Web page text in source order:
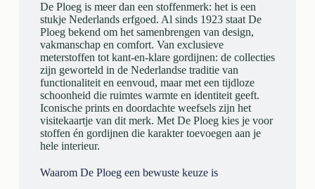
De Ploeg is meer dan een stoffenmerk: het is een
stukje Nederlands erfgoed. Al sinds 1923 staat De
Ploeg bekend om het samenbrengen van design,
vakmanschap en comfort. Van exclusieve
meterstoffen tot kant-en-klare gordijnen: de collecties
zijn geworteld in de Nederlandse traditie van
functionaliteit en eenvoud, maar met een tijdloze
schoonheid die ruimtes warmte en identiteit geeft.
Iconische prints en doordachte weefsels zijn het
visitekaartje van dit merk. Met De Ploeg kies je voor
stoffen én gordijnen die karakter toevoegen aan je
hele interieur.
Waarom De Ploeg een bewuste keuze is